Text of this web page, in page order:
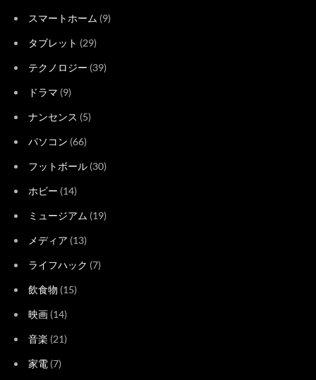
スマートホーム (9)
タブレット (29)
テクノロジー (39)
ドラマ (9)
ナンセンス (5)
パソコン (66)
フットボール (30)
ホビー (14)
ミュージアム (19)
メディア (13)
ライフハック (7)
飲食物 (15)
映画 (14)
音楽 (21)
家電 (7)